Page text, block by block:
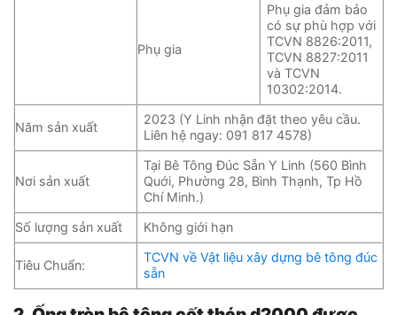
Phụ gia
Phụ gia đảm bảo
có sự phù hợp với
TCVN 8826:2011,
TCVN 8827:2011
và TCVN
10302:2014.
Năm sản xuất
2023 (Y Linh nhận đặt theo yêu cầu.
Liên hệ ngay: 091 817 4578)
Nơi sản xuất
Tại Bê Tông Đúc Sẵn Y Linh (560 Bình
Quới, Phường 28, Bình Thạnh, Tp Hồ
Chí Minh.)
Số lượng sản xuất
Không giới hạn
Tiêu Chuẩn:
TCVN về Vật liệu xây dựng bê tông đúc
sẵn